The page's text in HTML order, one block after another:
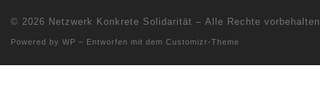
© 2026 Netzwerk Konkrete Solidarität – Alle Rechte vorbehalten
Powered by WP – Entworfen mit dem Customizr-Theme